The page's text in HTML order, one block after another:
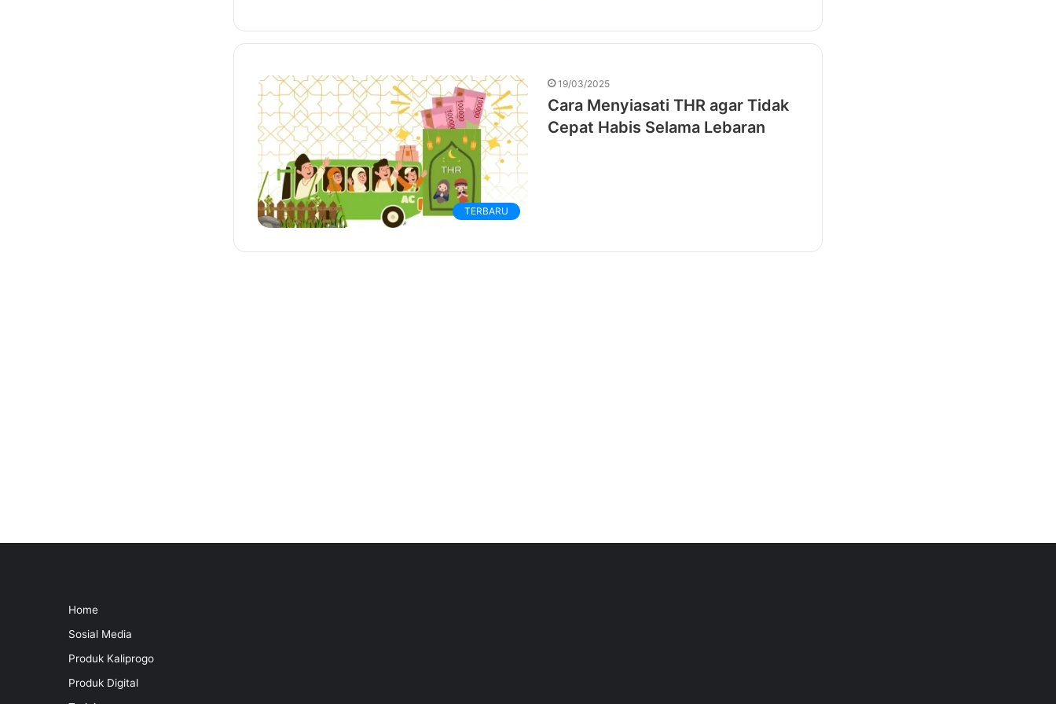
TERBARU
19/03/2025
Cara Menyiasati THR agar Tidak
Cepat Habis Selama Lebaran
Home
Sosial Media
Produk Kaliprogo
Produk Digital